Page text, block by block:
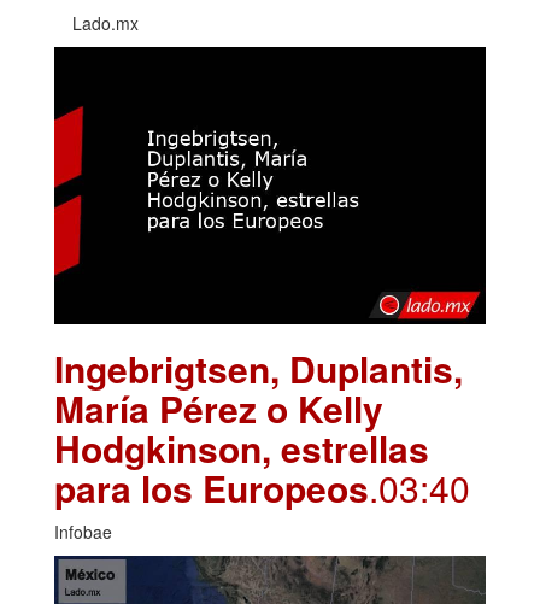
Lado.mx
Ingebrigtsen, Duplantis,
María Pérez o Kelly
Hodgkinson, estrellas
para los Europeos.03:40
Infobae